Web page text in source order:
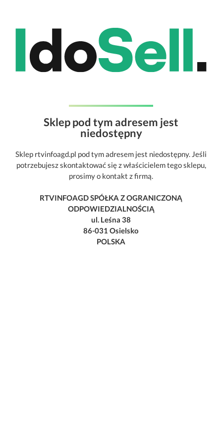
Sklep pod tym adresem jest
niedostępny
Sklep rtvinfoagd.pl pod tym adresem jest niedostępny. Jeśli
potrzebujesz skontaktować się z właścicielem tego sklepu,
prosimy o kontakt z firmą.
RTVINFOAGD SPÓŁKA Z OGRANICZONĄ
ODPOWIEDZIALNOŚCIĄ
ul. Leśna 38
86-031 Osielsko
POLSKA